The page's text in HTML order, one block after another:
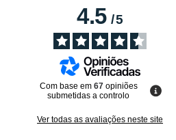
4.5/5
Com base em 67 opiniões
submetidas a controlo
Ver todas as avaliações neste site